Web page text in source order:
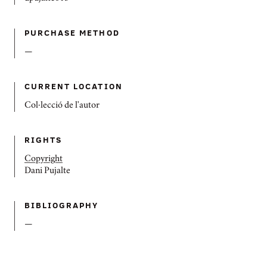
PURCHASE METHOD
—
CURRENT LOCATION
Col·lecció de l'autor
RIGHTS
Copyright
Dani Pujalte
BIBLIOGRAPHY
—